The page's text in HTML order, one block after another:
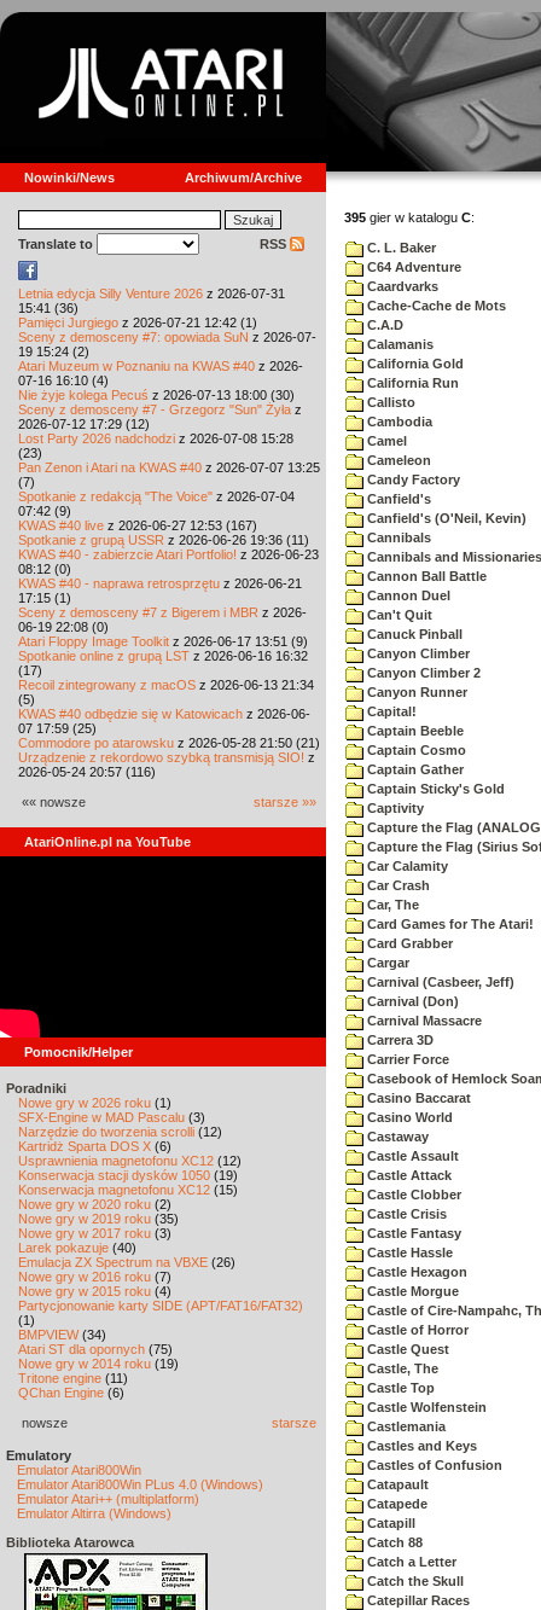
Nowinki/News Archiwum/Archive
Translate to RSS
Letnia edycja Silly Venture 2026 z 2026-07-31
15:41 (36)
Pamięci Jurgiego z 2026-07-21 12:42 (1)
Sceny z demosceny #7: opowiada SuN z 2026-07-
19 15:24 (2)
Atari Muzeum w Poznaniu na KWAS #40 z 2026-
07-16 16:10 (4)
Nie żyje kolega Pecuś z 2026-07-13 18:00 (30)
Sceny z demosceny #7 - Grzegorz "Sun" Żyła z
2026-07-12 17:29 (12)
Lost Party 2026 nadchodzi z 2026-07-08 15:28
(23)
Pan Zenon i Atari na KWAS #40 z 2026-07-07 13:25
(7)
Spotkanie z redakcją "The Voice" z 2026-07-04
07:42 (9)
KWAS #40 live z 2026-06-27 12:53 (167)
Spotkanie z grupą USSR z 2026-06-26 19:36 (11)
KWAS #40 - zabierzcie Atari Portfolio! z 2026-06-23
08:12 (0)
KWAS #40 - naprawa retrosprzętu z 2026-06-21
17:15 (1)
Sceny z demosceny #7 z Bigerem i MBR z 2026-
06-19 22:08 (0)
Atari Floppy Image Toolkit z 2026-06-17 13:51 (9)
Spotkanie online z grupą LST z 2026-06-16 16:32
(17)
Recoil zintegrowany z macOS z 2026-06-13 21:34
(5)
KWAS #40 odbędzie się w Katowicach z 2026-06-
07 17:59 (25)
Commodore po atarowsku z 2026-05-28 21:50 (21)
Urządzenie z rekordowo szybką transmisją SIO! z
2026-05-24 20:57 (116)
«« nowsze starsze »»
AtariOnline.pl na YouTube
Pomocnik/Helper
Poradniki
Nowe gry w 2026 roku (1)
SFX-Engine w MAD Pascalu (3)
Narzędzie do tworzenia scrolli (12)
Kartridż Sparta DOS X (6)
Usprawnienia magnetofonu XC12 (12)
Konserwacja stacji dysków 1050 (19)
Konserwacja magnetofonu XC12 (15)
Nowe gry w 2020 roku (2)
Nowe gry w 2019 roku (35)
Nowe gry w 2017 roku (3)
Larek pokazuje (40)
Emulacja ZX Spectrum na VBXE (26)
Nowe gry w 2016 roku (7)
Nowe gry w 2015 roku (4)
Partycjonowanie karty SIDE (APT/FAT16/FAT32)
(1)
BMPVIEW(34)
Atari ST dla opornych (75)
Nowe gry w 2014 roku (19)
Tritone engine (11)
QChan Engine (6)
nowsze starsze
Emulatory
Emulator Atari800Win
Emulator Atari800Win PLus 4.0 (Windows)
Emulator Atari++ (multiplatform)
Emulator Altirra (Windows)
Biblioteka Atarowca
395 gier w katalogu C:
C. L. Baker
C64 Adventure
Caardvarks
Cache-Cache de Mots
C.A.D
Calamanis
California Gold
California Run
Callisto
Cambodia
Camel
Cameleon
Candy Factory
Canfield's
Canfield's (O'Neil, Kevin)
Cannibals
Cannibals and Missionaries
Cannon Ball Battle
Cannon Duel
Can't Quit
Canuck Pinball
Canyon Climber
Canyon Climber 2
Canyon Runner
Capital!
Captain Beeble
Captain Cosmo
Captain Gather
Captain Sticky's Gold
Captivity
Capture the Flag
Capture the Flag (Sirius
Car Calamity
Car Crash
Car, The
Card Games for The Atari!
Card Grabber
Cargar
Carnival (Casbeer, Jeff)
Carnival (Don)
Carnival Massacre
Carrera 3D
Carrier Force
Casebook of Hemlock
Casino Baccarat
Casino World
Castaway
Castle Assault
Castle Attack
Castle Clobber
Castle Crisis
Castle Fantasy
Castle Hassle
Castle Hexagon
Castle Morgue
Castle of Cire-Nampahc,
Castle of Horror
Castle Quest
Castle, The
Castle Top
Castle Wolfenstein
Castlemania
Castles and Keys
Castles of Confusion
Catapault
Catapede
Catapill
Catch 88
Catch a Letter
Catch the Skull
Catepillar Races